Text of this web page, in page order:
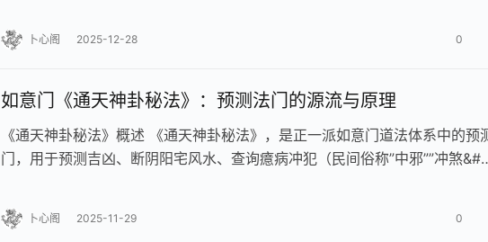
卜心阁 2025-12-28 0
如意门《通天神卦秘法》：预测法门的源流与原理
《通天神卦秘法》概述 《通天神卦秘法》，是正一派如意门道法体系中的预
门，用于预测吉凶、断阴阳宅风水、查询癔病冲犯（民间俗称”中邪””冲煞
卜心阁 2025-11-29 0